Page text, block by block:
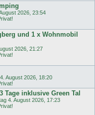
2026, 23:54
und 1 x Wohnmobil
2026, 21:27
August 2026, 18:20
Tage inklusive Green Tal
4. August 2026, 17:23